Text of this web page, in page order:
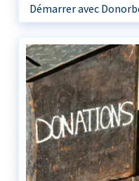
Démarrer avec